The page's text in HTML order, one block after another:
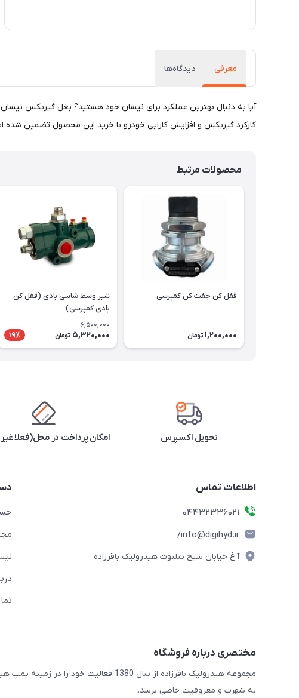
معرفی دیدگاه‌ها
کارکرد گیربکس و افزایش کارایی خودرو با خرید این محصول تضمین
محصولات مرتبط
قفل کن جفت کن کمپرسی
1,200,000 تومان
شیر وسط شاسی بادی (قفل کن
بادی کمپرسی)
6,500,000
5,320,000 تومان 19٪
تحویل اکسپرس امکان پرداخت در محل(فعلا
اطلاعات تماس
04432336021
info@digihyd.ir/
آ.غ خیابان شیخ شلتوت هیدرولیک باقرزاده
مختصری درباره فروشگاه
مجموعه هیدرولیک باقرزاده از سال
به شهرت و معروفیت خاصی برسد.